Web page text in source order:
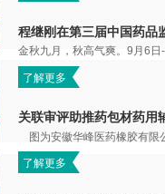
了解更多
关联审评助推药包材药用
了解更多